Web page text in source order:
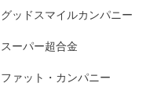
グッドスマイルカンパニー
スーパー超合金
ファット・カンパニー